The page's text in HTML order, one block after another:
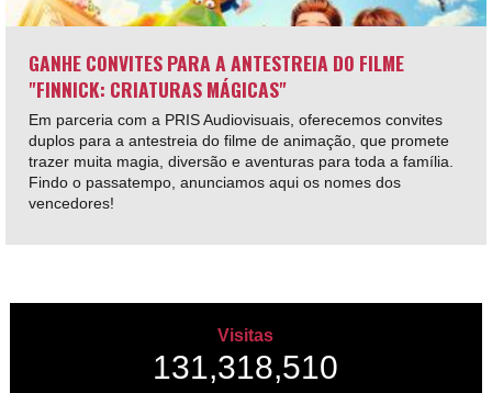
GANHE CONVITES PARA A ANTESTREIA DO FILME
"FINNICK: CRIATURAS MÁGICAS"
Em parceria com a PRIS Audiovisuais, oferecemos convites
duplos para a antestreia do filme de animação, que promete
trazer muita magia, diversão e aventuras para toda a família.
Findo o passatempo, anunciamos aqui os nomes dos
vencedores!
Visitas
131,318,510